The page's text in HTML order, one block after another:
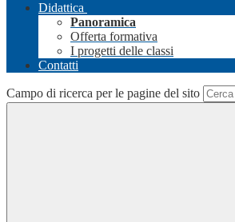
Didattica
Panoramica
Offerta formativa
I progetti delle classi
Contatti
Campo di ricerca per le pagine del sito